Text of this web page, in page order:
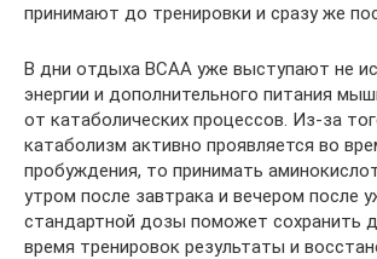
принимают до тренировки и сразу же
В дни отдыха ВСАА уже выступают не
энергии и дополнительного питания
от катаболических процессов. Из-за
катаболизм активно проявляется во
пробуждения, то принимать
утром после завтрака и вечером после
стандартной дозы поможет сохранить
время тренировок результаты и